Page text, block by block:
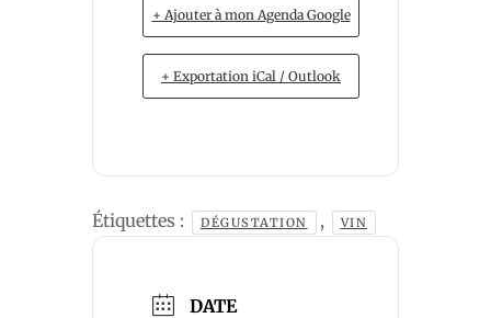
+ Ajouter à mon Agenda Google
+ Exportation iCal / Outlook
Étiquettes : DÉGUSTATION , VIN
DATE